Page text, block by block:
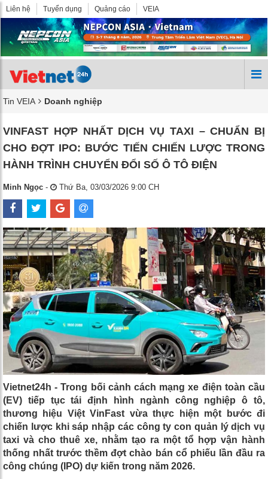
Liên hệ Tuyển dụng Quảng cáo VEIA
Tin VEIA Doanh nghiệp
VINFAST HỢP NHẤT DỊCH VỤ TAXI – CHUẨN BỊ
CHO ĐỢT IPO: BƯỚC TIẾN CHIẾN LƯỢC TRONG
HÀNH TRÌNH CHUYỂN ĐỔI SỐ Ô TÔ ĐIỆN
Minh Ngọc - Thứ Ba, 03/03/2026 9:00 CH
Vietnet24h - Trong bối cảnh cách mạng xe điện toàn cầu
(EV) tiếp tục tái định hình ngành công nghiệp ô tô,
thương hiệu Việt VinFast vừa thực hiện một bước đi
chiến lược khi sáp nhập các công ty con quản lý dịch vụ
taxi và cho thuê xe, nhằm tạo ra một tổ hợp vận hành
thống nhất trước thềm đợt chào bán cổ phiếu lần đầu ra
công chúng (IPO) dự kiến trong năm 2026.